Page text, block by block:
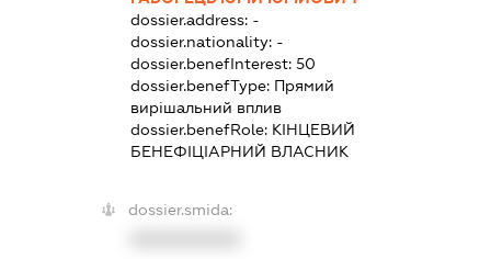
dossier.address: -
dossier.nationality: -
dossier.benefInterest: 50
dossier.benefType: Прямий
вирішальний вплив
dossier.benefRole: КІНЦЕВИЙ
БЕНЕФІЦІАРНИЙ ВЛАСНИК
dossier.smida: